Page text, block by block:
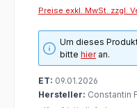
Preise exkl. MwSt. zzgl.
Um dieses
bittehieran.
ET: 09.01.2026
Hersteller: Constantin